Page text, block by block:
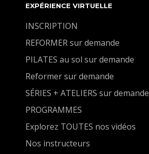
EXPÉRIENCE VIRTUELLE
INSCRIPTION
REFORMER sur demande
PILATES au sol sur demande
Reformer sur demande
SÉRIES + ATELIERS sur demande
PROGRAMMES
Explorez TOUTES nos vidéos
Nos instructeurs